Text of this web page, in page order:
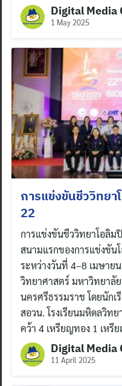
Digital Media
1 May 2025
การแข่งขันชีววิทยา
22
การแข่งขันชีววิทยาโอลิม
สนามแรกของการแข่งขัน
ระหว่างวันที่ 4–8 เมษา
วิทยาศาสตร์ มหาวิทยาลั
นครศรีธรรมราช โดยนัก
สอวน. โรงเรียนมหิดลวิท
คว้า 4 เหรียญทอง 1 เหรี
Digital Media
11 April 2025